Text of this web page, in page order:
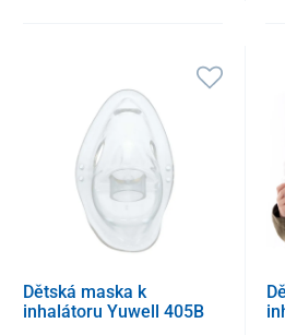
Dětská maska ​​k
inhalátoru Yuwell 405B